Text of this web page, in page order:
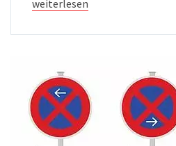
weiterlesen